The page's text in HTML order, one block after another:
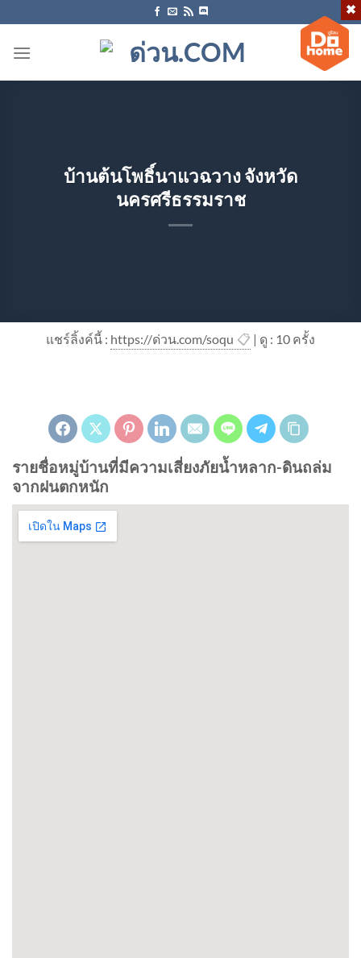
ไป
บ้านต้นโพธิ์นาแวฉวาง จังหวัด
นครศรีธรรมราช
แชร์ลิ้งค์นี้ : https://ด่วน.com/soqu 📋 | ดู : 10 ครั้ง
รายชื่อหมู่บ้านที่มีความเสี่ยงภัยน้ำหลาก-ดินถล่ม
จากฝนตกหนัก